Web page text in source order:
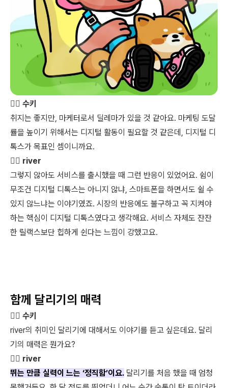
👩‍⚖️ 수키
취지는 좋지만, 마케터로서 딜레마가 있을 것 같아요. 마케팅 도달
률을 높이기 위해서는 디지털 활동이 필요할 것 같은데, 디지털 디
톡스가 목표인 셈이니까요.
🏃‍♀️ river
그렇지 않아도 서비스를 출시했을 때 그런 반응이 있었어요. 쉼이
무조건 디지털 디톡스는 아니지 않냐, 스마트폰을 하면서도 쉴 수
있지 않느냐는 이야기였죠. 시장의 반응에도 불구하고 꼭 지켜야
하는 핵심이 디지털 디톡스였다고 생각해요. 서비스 자체도 잔잔
한 릴랙스보단 힙하게 쉰다는 느낌이 강했고요.
함께 달리기의 매력
👩‍⚖️ 수키
river의 취미인 달리기에 대해서도 이야기를 듣고 싶은데요. 달리
기의 매력은 뭔가요?
🏃‍♀️ river
뛰는 만큼 실력이 느는 ‘정직함’이요. 달리기를 처음 했을 때 엄청